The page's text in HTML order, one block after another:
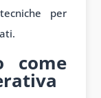
per
come